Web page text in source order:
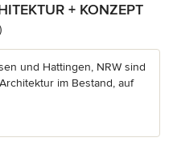
+ KONZEPT
5 Sternen
und Hattingen, NRW sind
im Bestand, auf